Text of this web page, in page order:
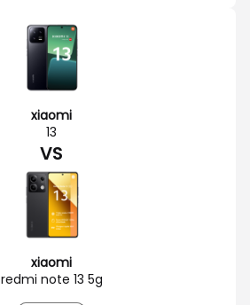
xiaomi
13
VS
xiaomi
redmi note 13 5g